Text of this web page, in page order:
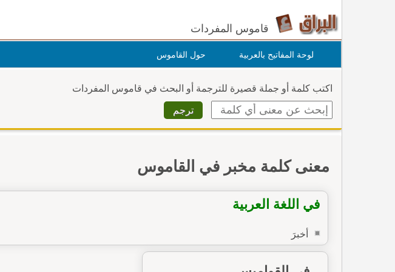
قاموس المفردات
لوحة المفاتيح بالعربية حول القاموس
اكتب كلمة أو جملة قصيرة للترجمة أو البحث في قاموس المفردات
معنى كلمة مخبر في القاموس
في اللغة العربية
أخبرَ